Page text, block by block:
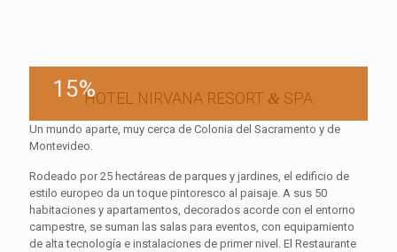
HOTEL NIRVANA RESORT & SPA
15%
Un mundo aparte, muy cerca de Colonia del Sacramento y de
Montevideo.
Rodeado por 25 hectáreas de parques y jardines, el edificio de
estilo europeo da un toque pintoresco al paisaje. A sus 50
habitaciones y apartamentos, decorados acorde con el entorno
campestre, se suman las salas para eventos, con equipamiento
de alta tecnología e instalaciones de primer nivel. El Restaurante